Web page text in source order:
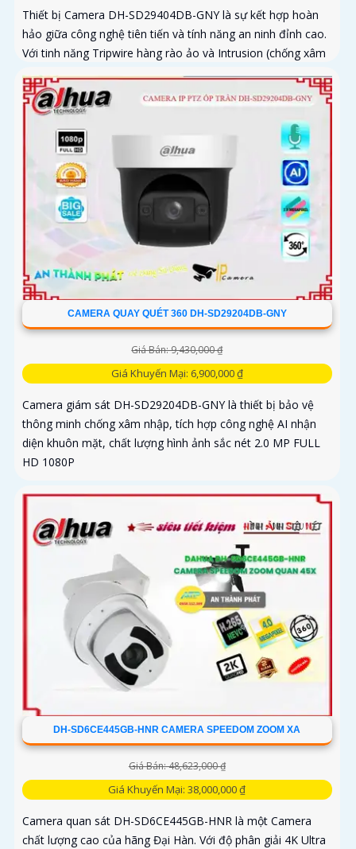
Thiết bị Camera DH-SD29404DB-GNY là sự kết hợp hoàn
hảo giữa công nghệ tiên tiến và tính năng an ninh đỉnh cao.
Với tinh năng Tripwire hàng rào ảo và Intrusion (chống xâm
nhập)...
CAMERA QUAY QUÉT 360 DH-SD29204DB-GNY
Giá Bán: 9,430,000 ₫
Giá Khuyến Mại: 6,900,000 ₫
Camera giám sát DH-SD29204DB-GNY là thiết bị bảo vệ
thông minh chống xâm nhập, tích hợp công nghệ AI nhận
diện khuôn mặt, chất lượng hình ảnh sắc nét 2.0 MP FULL
HD 1080P
DH-SD6CE445GB-HNR CAMERA SPEEDOM ZOOM XA
Giá Bán: 48,623,000 ₫
Giá Khuyến Mại: 38,000,000 ₫
Camera quan sát DH-SD6CE445GB-HNR là một Camera
chất lượng cao của hãng Đại Hàn. Với độ phân giải 4K Ultra